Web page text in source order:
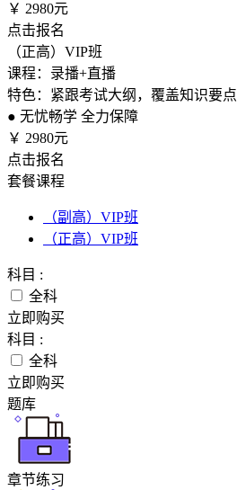
￥ 2980元
点击报名
（正高）VIP班
课程：录播+直播
特色：紧跟考试大纲，覆盖知识要点
● 无忧畅学 全力保障
￥ 2980元
点击报名
套餐课程
（副高）VIP班
（正高）VIP班
科目 :
全科
立即购买
科目 :
全科
立即购买
题库
章节练习